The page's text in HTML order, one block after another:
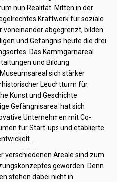
nun Realität. Mitten in der
Kraftwerk für soziale
voneinander abgegrenzt, bilden
und Gefängnis heute die drei
Das Kammgarnareal
und Bildung
sich stärker
Leuchtturm für
Kunst und Geschichte
Gefängnisareal hat sich
Unternehmen mit Co-
für Start-ups und etablierte
verschiedenen Areale sind zum
geworden. Denn
stehen dabei nicht in